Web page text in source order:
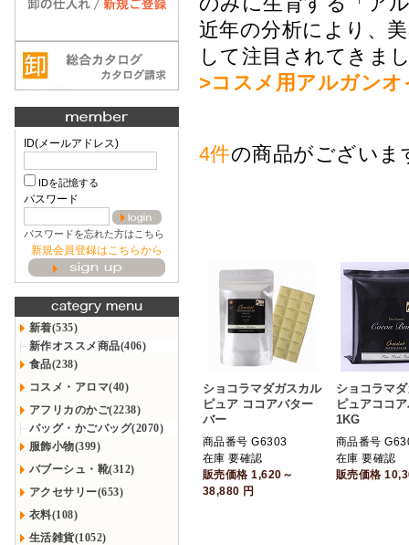
ID(メールアドレス)
IDを記憶する
パスワード
パスワードを忘れた方はこちら
新規会員登録はこちらから
新着(535)
新作オススメ商品(406)
食品(238)
コスメ・アロマ(40)
アフリカのかご(2238)
バッグ・かごバッグ(2070)
服飾小物(399)
バブーシュ・靴(312)
アクセサリー(653)
衣料(108)
生活雑貨(1052)
近年の分析により、
して注目されてきま
>コスメ用アルガンオ
4件の商品がございま
ショコラマダガスカル
ピュア ココアバター
バー
商品番号 G6303
在庫 要確認
販売価格1,620～
38,880 円
ショコラマ
ピュアココ
1KG
商品番号
在庫 要確認
販売価格